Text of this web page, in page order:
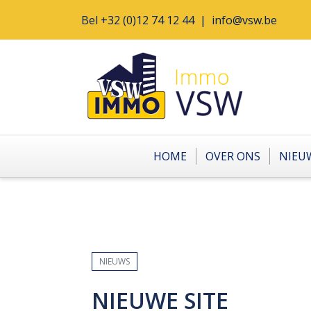
Bel +32 (0)12 74 12 44| info@vsw.be
HOME OVER ONS
NIEUWS
NIEUWE SITE